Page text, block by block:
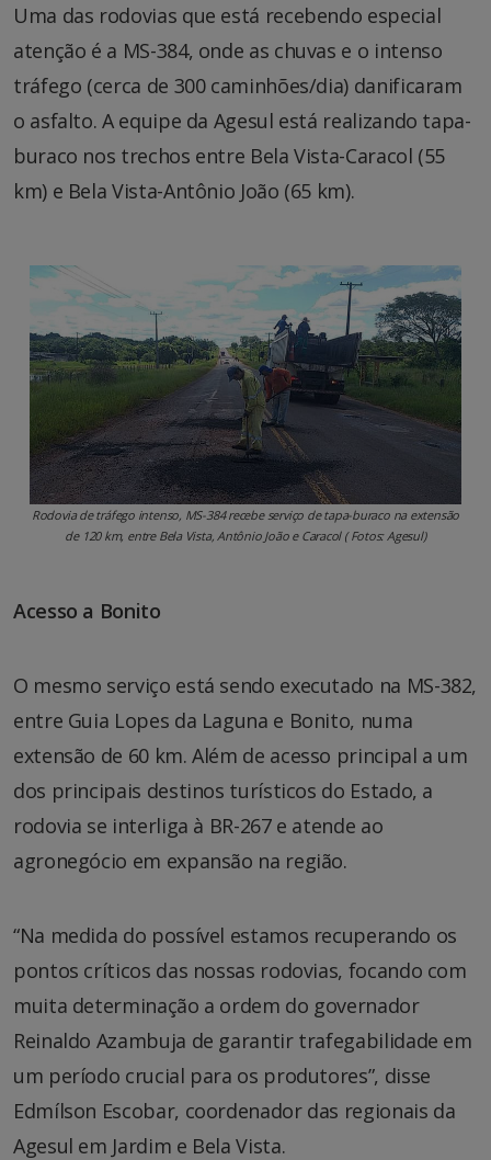
Uma das rodovias que está recebendo especial
atenção é a MS-384, onde as chuvas e o intenso
tráfego (cerca de 300 caminhões/dia) danificaram
o asfalto. A equipe da Agesul está realizando tapa-
buraco nos trechos entre Bela Vista-Caracol (55
km) e Bela Vista-Antônio João (65 km).
Rodovia de tráfego intenso, MS-384 recebe serviço de tapa-buraco na extensão
de 120 km, entre Bela Vista, Antônio João e Caracol ( Fotos: Agesul)
Acesso a Bonito
O mesmo serviço está sendo executado na MS-382,
entre Guia Lopes da Laguna e Bonito, numa
extensão de 60 km. Além de acesso principal a um
dos principais destinos turísticos do Estado, a
rodovia se interliga à BR-267 e atende ao
agronegócio em expansão na região.
“Na medida do possível estamos recuperando os
pontos críticos das nossas rodovias, focando com
muita determinação a ordem do governador
Reinaldo Azambuja de garantir trafegabilidade em
um período crucial para os produtores”, disse
Edmílson Escobar, coordenador das regionais da
Agesul em Jardim e Bela Vista.